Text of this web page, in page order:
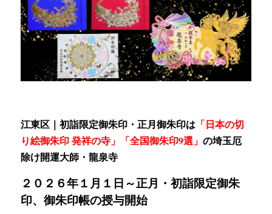
江東区｜初詣限定御朱印・正月御朱印は 「日本の切
り絵御朱印 発祥の寺」「全国御朱印9選」の埼玉厄
除け開運大師・龍泉寺
２０２６年１月１日～正月・初詣限定御朱
印、御朱印帳の授与開始